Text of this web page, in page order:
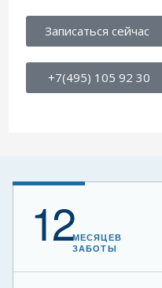
Записаться сейчас
+7(495) 105 92 30
12МЕСЯЦЕВ
ЗАБОТЫ